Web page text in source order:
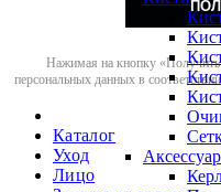
Нажимая на кнопку «Получить
персональных данных в
Каталог
Уход
Лицо